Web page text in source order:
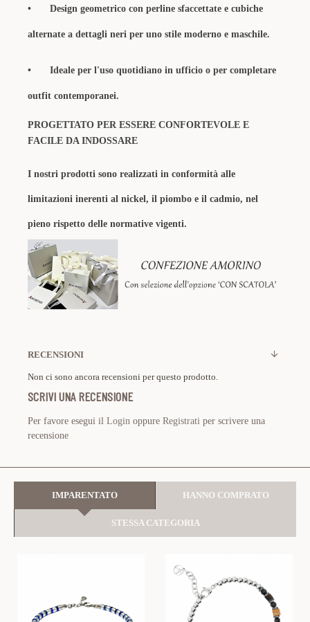
• Design geometrico con perline sfaccettate e cubiche
alternate a dettagli neri per uno stile moderno e maschile.
• Ideale per l'uso quotidiano in ufficio o per completare
outfit contemporanei.
PROGETTATO PER ESSERE CONFORTEVOLE E
FACILE DA INDOSSARE
I nostri prodotti sono realizzati in conformità alle
limitazioni inerenti al nickel, il piombo e il cadmio, nel
pieno rispetto delle normative vigenti.
RECENSIONI
Non ci sono ancora recensioni per questo prodotto.
SCRIVI UNA RECENSIONE
Per favore esegui il Login oppure Registrati per scrivere una
recensione
IMPARENTATO HANNO COMPRATO
STESSA CATEGORIA